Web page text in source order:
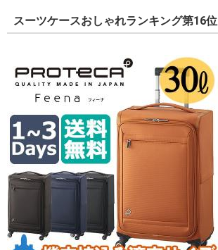
スーツケースおしゃれランキング第16位